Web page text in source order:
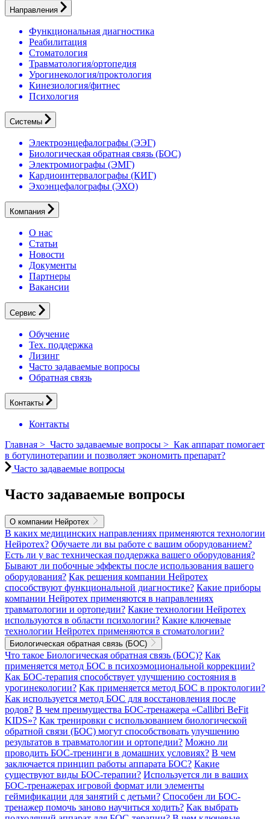
Направления
Функциональная диагностика
Реабилитация
Стоматология
Травматология/ортопедия
Урогинекология/проктология
Кинезиология/фитнес
Психология
Системы
Электроэнцефалографы (ЭЭГ)
Биологическая обратная связь (БОС)
Электромиографы (ЭМГ)
Кардиоинтервалографы (КИГ)
Эхоэнцефалографы (ЭХО)
Компания
О нас
Статьи
Новости
Документы
Партнеры
Вакансии
Сервис
Обучение
Тех. поддержка
Лизинг
Часто задаваемые вопросы
Обратная связь
Контакты
Контакты
Главная > Часто задаваемые вопросы > Как аппарат помогает
в ботулинотерапии и позволяет экономить препарат?
Часто задаваемые вопросы
Часто задаваемые вопросы
О компании Нейротех
В каких медицинских направлениях применяются технологии
Нейротех? Обучаете ли вы работе с вашим оборудованием?
Есть ли у вас техническая поддержка вашего оборудования?
Бывают ли побочные эффекты после использования вашего
оборудования? Как решения компании Нейротех
способствуют функциональной диагностике? Какие приборы
компании Нейротех применяются в направлениях
травматологии и ортопедии? Какие технологии Нейротех
используются в области психологии? Какие ключевые
технологии Нейротех применяются в стоматологии?
Биологическая обратная связь (БОС)
Что такое Биологическая обратная связь (БОС)? Как
применяется метод БОС в психоэмоциональной коррекции?
Как БОС-терапия способствует улучшению состояния в
урогинекологии? Как применяется метод БОС в проктологии?
Как используется метод БОС для восстановления после
родов? В чем преимущества БОС-тренажера «Callibri BeFit
KIDS»? Как тренировки с использованием биологической
обратной связи (БОС) могут способствовать улучшению
результатов в травматологии и ортопедии? Можно ли
проводить БОС-тренинги в домашних условиях? В чем
заключается принцип работы аппарата БОС? Какие
существуют виды БОС-терапии? Используется ли в ваших
БОС-тренажерах игровой формат или элементы
геймификации для занятий с детьми? Способен ли БОС-
тренажер помочь заново научиться ходить? Как выбрать